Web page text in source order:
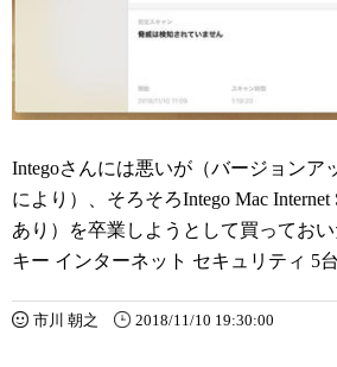
Integoさんには悪いが（バージョンア
により）、そろそろIntego Mac Internet
あり）を卒業しようとして買ってお
キー インターネット セキュリティ 5
市川 朝之 2018/11/10 19:30:00